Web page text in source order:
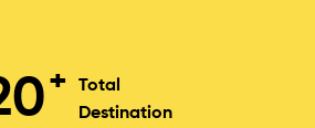
+
Total
Destination